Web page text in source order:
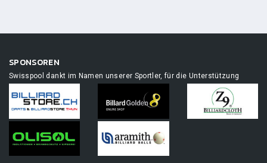
SPONSOREN
Swisspool dankt im Namen unserer Sportler, für die Unterstützung